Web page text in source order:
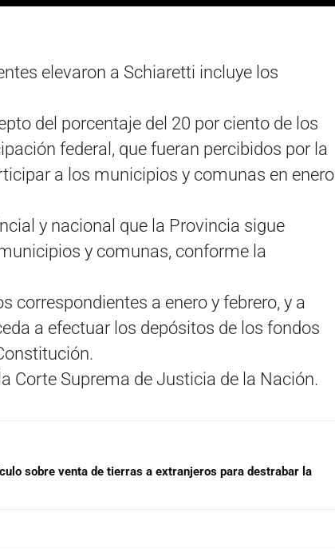
elevaron a Schiaretti incluye los
del porcentaje del 20 por ciento de los
federal, que fueran percibidos por la
a los municipios y comunas en enero
y nacional que la Provincia sigue
y comunas, conforme la
correspondientes a enero y febrero, y a
a efectuar los depósitos de los fondos
Corte Suprema de Justicia de la Nación.
sobre venta de tierras a extranjeros para destrabar la